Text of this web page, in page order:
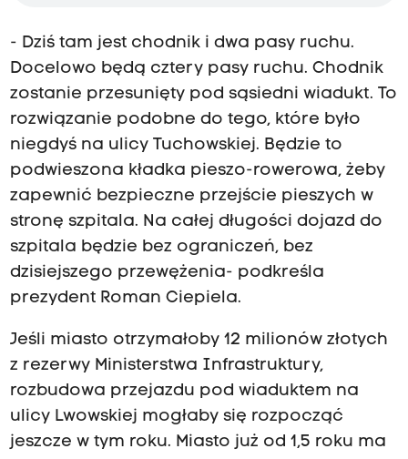
- Dziś tam jest chodnik i dwa pasy ruchu.
Docelowo będą cztery pasy ruchu. Chodnik
zostanie przesunięty pod sąsiedni wiadukt. To
rozwiązanie podobne do tego, które było
niegdyś na ulicy Tuchowskiej. Będzie to
podwieszona kładka pieszo-rowerowa, żeby
zapewnić bezpieczne przejście pieszych w
stronę szpitala. Na całej długości dojazd do
szpitala będzie bez ograniczeń, bez
dzisiejszego przewężenia- podkreśla
prezydent Roman Ciepiela.
Jeśli miasto otrzymałoby 12 milionów złotych
z rezerwy Ministerstwa Infrastruktury,
rozbudowa przejazdu pod wiaduktem na
ulicy Lwowskiej mogłaby się rozpocząć
jeszcze w tym roku. Miasto już od 1,5 roku ma